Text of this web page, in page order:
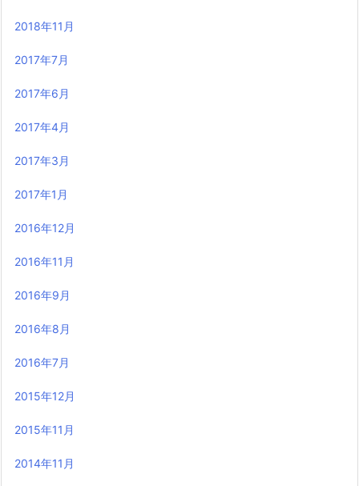
2018年11月
2017年7月
2017年6月
2017年4月
2017年3月
2017年1月
2016年12月
2016年11月
2016年9月
2016年8月
2016年7月
2015年12月
2015年11月
2014年11月